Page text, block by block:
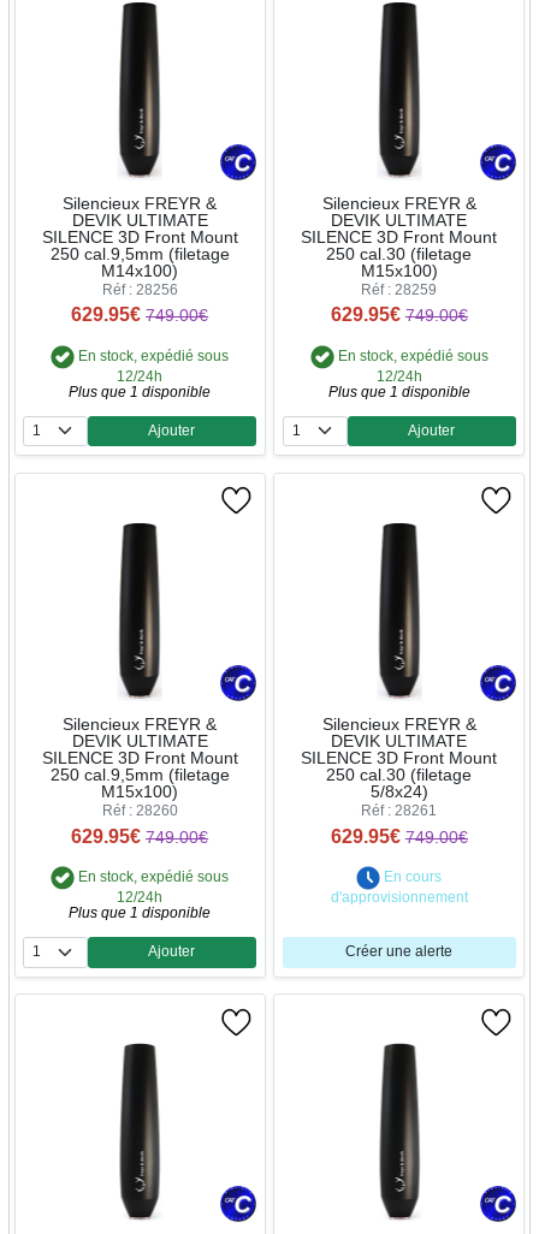
Silencieux FREYR &
DEVIK ULTIMATE
SILENCE 3D Front Mount
250 cal.9,5mm (filetage
M14x100)
Réf : 28256
629.95€ 749.00€
En stock, expédié sous
12/24h
Plus que 1 disponible
Quantité
Ajouter
Silencieux FREYR &
DEVIK ULTIMATE
SILENCE 3D Front Mount
250 cal.30 (filetage
M15x100)
Réf : 28259
629.95€ 749.00€
En stock, expédié sous
12/24h
Plus que 1 disponible
Quantité
Ajouter
Silencieux FREYR &
DEVIK ULTIMATE
SILENCE 3D Front Mount
250 cal.9,5mm (filetage
M15x100)
Réf : 28260
629.95€ 749.00€
En stock, expédié sous
12/24h
Plus que 1 disponible
Quantité
Ajouter
Silencieux FREYR &
DEVIK ULTIMATE
SILENCE 3D Front Mount
250 cal.30 (filetage
5/8x24)
Réf : 28261
629.95€ 749.00€
En cours
d'approvisionnement
Créer une alerte